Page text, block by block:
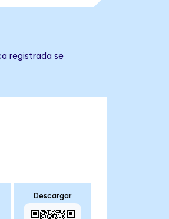
registrada se
Descargar